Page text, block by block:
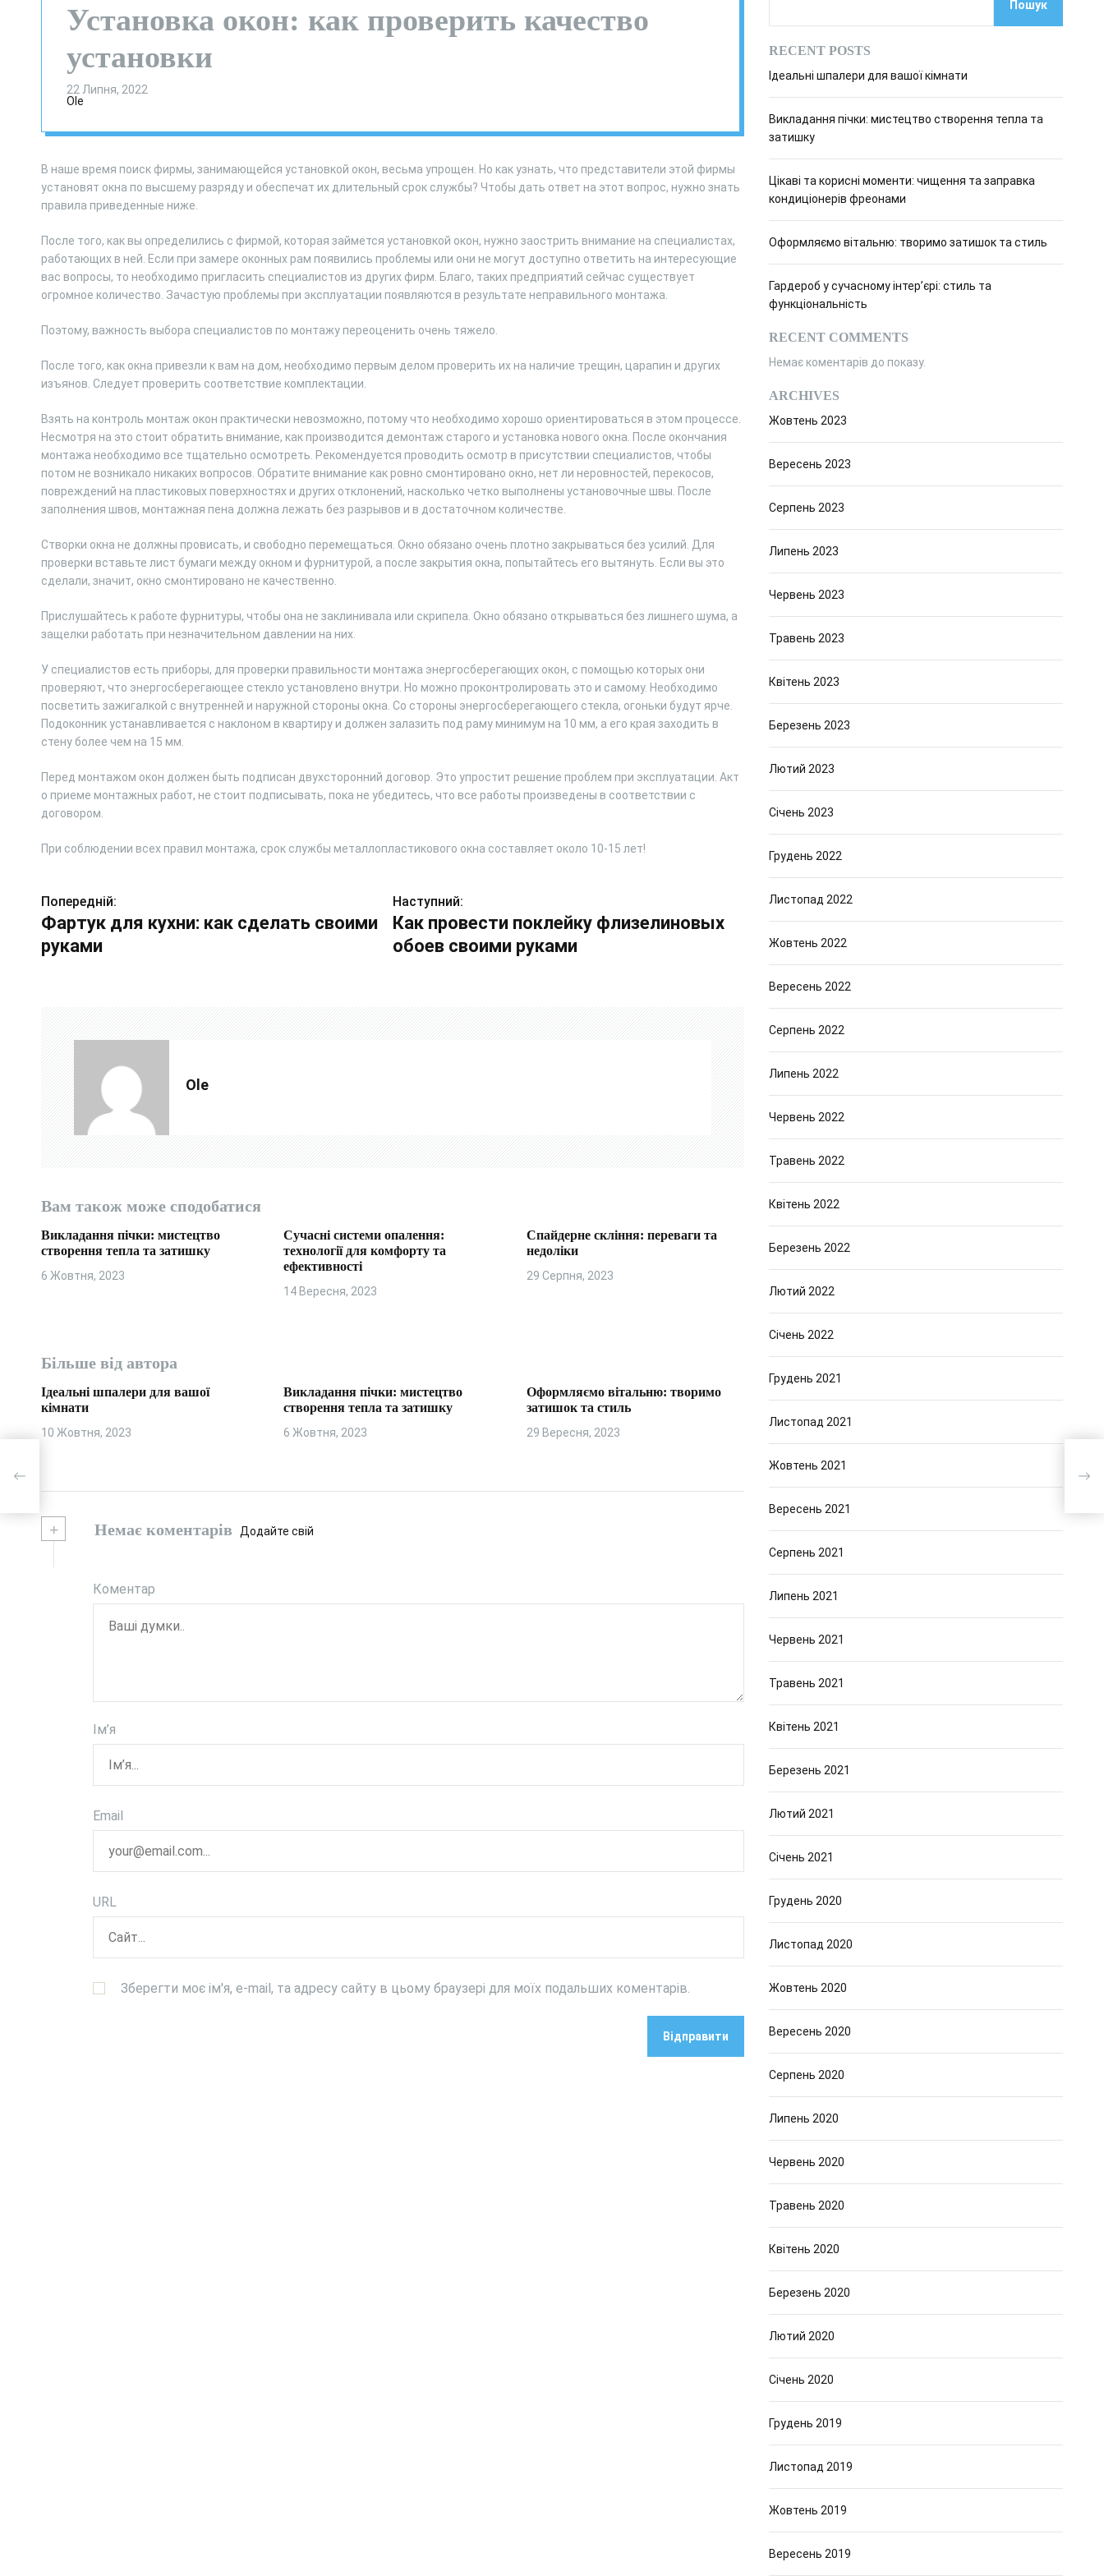
в
р
е
и
Установка окон: как проверить качество
установки
22 Липня, 2022
Ole
В наше время поиск фирмы, занимающейся установкой окон, весьма упрощен. Но как узнать, что представители этой фирмы
установят окна по высшему разряду и обеспечат их длительный срок службы? Чтобы дать ответ на этот вопрос, нужно знать
правила приведенные ниже.
После того, как вы определились с фирмой, которая займется установкой окон, нужно заострить внимание на специалистах,
работающих в ней. Если при замере оконных рам появились проблемы или они не могут доступно ответить на интересующие
вас вопросы, то необходимо пригласить специалистов из других фирм. Благо, таких предприятий сейчас существует
огромное количество. Зачастую проблемы при эксплуатации появляются в результате неправильного монтажа.
Поэтому, важность выбора специалистов по монтажу переоценить очень тяжело.
После того, как окна привезли к вам на дом, необходимо первым делом проверить их на наличие трещин, царапин и других
изъянов. Следует проверить соответствие комплектации.
Взять на контроль монтаж окон практически невозможно, потому что необходимо хорошо ориентироваться в этом процессе.
Несмотря на это стоит обратить внимание, как производится демонтаж старого и установка нового окна. После окончания
монтажа необходимо все тщательно осмотреть. Рекомендуется проводить осмотр в присутствии специалистов, чтобы
потом не возникало никаких вопросов. Обратите внимание как ровно смонтировано окно, нет ли неровностей, перекосов,
повреждений на пластиковых поверхностях и других отклонений, насколько четко выполнены установочные швы. После
заполнения швов, монтажная пена должна лежать без разрывов и в достаточном количестве.
Створки окна не должны провисать, и свободно перемещаться. Окно обязано очень плотно закрываться без усилий. Для
проверки вставьте лист бумаги между окном и фурнитурой, а после закрытия окна, попытайтесь его вытянуть. Если вы это
сделали, значит, окно смонтировано не качественно.
Прислушайтесь к работе фурнитуры, чтобы она не заклинивала или скрипела. Окно обязано открываться без лишнего шума, а
защелки работать при незначительном давлении на них.
У специалистов есть приборы, для проверки правильности монтажа энергосберегающих окон, с помощью которых они
проверяют, что энергосберегающее стекло установлено внутри. Но можно проконтролировать это и самому. Необходимо
посветить зажигалкой с внутренней и наружной стороны окна. Со стороны энергосберегающего стекла, огоньки будут ярче.
Подоконник устанавливается с наклоном в квартиру и должен залазить под раму минимум на 10 мм, а его края заходить в
стену более чем на 15 мм.
Перед монтажом окон должен быть подписан двухсторонний договор. Это упростит решение проблем при эксплуатации. Акт
о приеме монтажных работ, не стоит подписывать, пока не убедитесь, что все работы произведены в соответствии с
договором.
При соблюдении всех правил монтажа, срок службы металлопластикового окна составляет около 10-15 лет!
Н
а
а
п
и
в
Попередній:
Фартук для кухни: как сделать своими
руками
Наступний:
Как провести поклейку флизелиновых
обоев своими руками
Ole
Вам також може сподобатися
Викладання пічки: мистецтво
створення тепла та затишку
6 Жовтня, 2023
Сучасні системи опалення:
технології для комфорту та
ефективності
14 Вересня, 2023
Спайдерне скління: переваги та
недоліки
29 Серпня, 2023
Більше від автора
Ідеальні шпалери для вашої
кімнати
10 Жовтня, 2023
Викладання пічки: мистецтво
створення тепла та затишку
6 Жовтня, 2023
Оформляємо вітальню: творимо
затишок та стиль
29 Вересня, 2023
+ Немає коментарів Додайте свій
Коментар
Ім’я
Email
URL
Зберегти моє ім'я, e-mail, та адресу сайту в цьому браузері для моїх подальших коментарів.
Пошук
RECENT POSTS
Ідеальні шпалери для вашої кімнати
Викладання пічки: мистецтво створення тепла та
затишку
Цікаві та корисні моменти: чищення та заправка
кондиціонерів фреонами
Оформляємо вітальню: творимо затишок та стиль
Гардероб у сучасному інтер’єрі: стиль та
функціональність
RECENT COMMENTS
Немає коментарів до показу.
ARCHIVES
Жовтень 2023
Вересень 2023
Серпень 2023
Липень 2023
Червень 2023
Травень 2023
Квітень 2023
Березень 2023
Лютий 2023
Січень 2023
Грудень 2022
Листопад 2022
Жовтень 2022
Вересень 2022
Серпень 2022
Липень 2022
Червень 2022
Травень 2022
Квітень 2022
Березень 2022
Лютий 2022
Січень 2022
Грудень 2021
Листопад 2021
Жовтень 2021
Вересень 2021
Серпень 2021
Липень 2021
Червень 2021
Травень 2021
Квітень 2021
Березень 2021
Лютий 2021
Січень 2021
Грудень 2020
Листопад 2020
Жовтень 2020
Вересень 2020
Серпень 2020
Липень 2020
Червень 2020
Травень 2020
Квітень 2020
Березень 2020
Лютий 2020
Січень 2020
Грудень 2019
Листопад 2019
Жовтень 2019
Вересень 2019